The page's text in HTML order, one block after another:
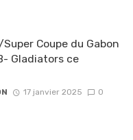
Coupe du Gabon
Gladiators ce
17 janvier 2025 0